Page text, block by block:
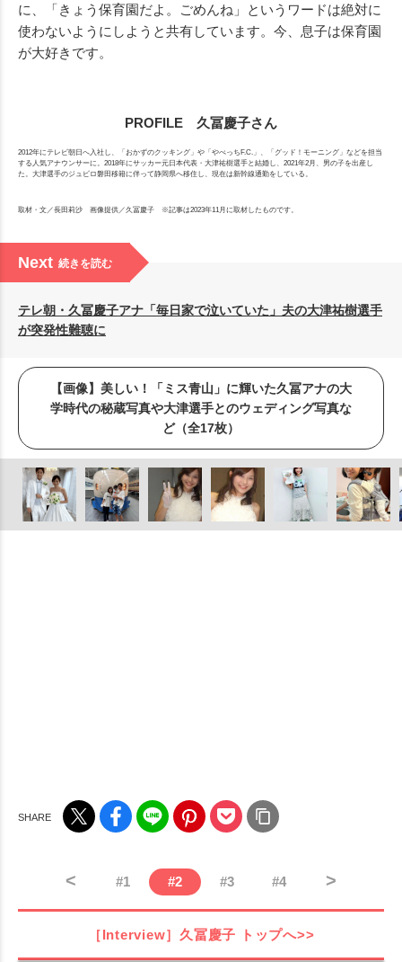
に、「きょう保育園だよ。ごめんね」というワードは絶対に
使わないようにしようと共有しています。今、息子は保育園
が大好きです。
PROFILE 久冨慶子さん
2012年にテレビ朝日へ入社し、「おかずのクッキング」や「やべっちF.C.」、「グッド！モーニング」などを担当
する人気アナウンサーに。2018年にサッカー元日本代表・大津祐樹選手と結婚し、2021年2月、男の子を出産し
た。大津選手のジュビロ磐田移籍に伴って静岡県へ移住し、現在は新幹線通勤をしている。
取材・文／長田莉沙 画像提供／久冨慶子 ※記事は2023年11月に取材したものです。
Next 続きを読む
テレ朝・久冨慶子アナ「毎日家で泣いていた」夫の大津祐樹選手
が突発性難聴に
【画像】美しい！「ミス青山」に輝いた久冨アナの大
学時代の秘蔵写真や大津選手とのウェディング写真な
ど（全17枚）
< #1 #2 #3 #4 >
［Interview］久冨慶子 トップへ>>